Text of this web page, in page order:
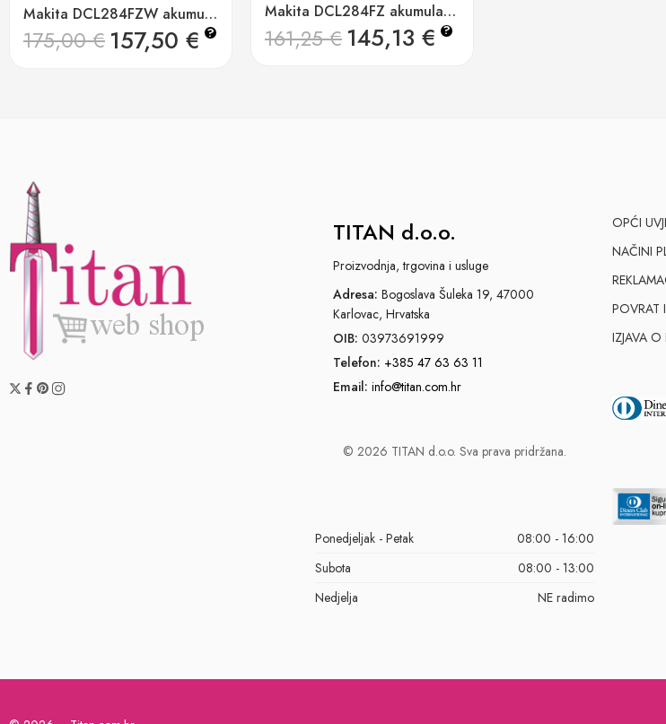
Makita DCL284FZW akumulatorski usisavač 18v lxt, 125w, 730ml
175,00€ 157,50 € ?
Makita DCL284FZ akumulatorski usisavač 18v lxt, 125w, 730ml
161,25€ 145,13 € ?
TITAN d.o.o.
Proizvodnja, trgovina i usluge
Adresa: Bogoslava Šuleka 19, 47000
Karlovac, Hrvatska
OIB: 03973691999
Telefon: +385 47 63 63 11
Email: info@titan.com.hr
© 2026 TITAN d.o.o. Sva prava pridržana.
Ponedjeljak - Petak
08:00 - 16:00
Subota
08:00 - 13:00
Nedjelja
NE radimo
OPĆI
NAČINI
POVRAT
IZJAVA O